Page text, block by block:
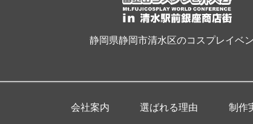
静岡県静岡市清水区のコスプレイベ
会社案内 選ばれる理由 制作